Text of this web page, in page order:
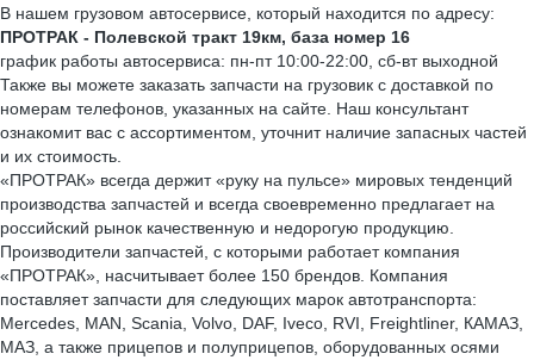
В нашем грузовом автосервисе, который находится по адресу:
ПРОТРАК - Полевской тракт 19км, база номер 16
график работы автосервиса: пн-пт 10:00-22:00, сб-вт выходной
Также вы можете заказать запчасти на грузовик с доставкой по
номерам телефонов, указанных на сайте. Наш консультант
ознакомит вас с ассортиментом, уточнит наличие запасных частей
и их стоимость.
«ПРОТРАК» всегда держит «руку на пульсе» мировых тенденций
производства запчастей и всегда своевременно предлагает на
российский рынок качественную и недорогую продукцию.
Производители запчастей, с которыми работает компания
«ПРОТРАК», насчитывает более 150 брендов. Компания
поставляет запчасти для следующих марок автотранспорта:
Mercedes, MAN, Scania, Volvo, DAF, Iveco, RVI, Freightliner, КАМАЗ,
МАЗ, а также прицепов и полуприцепов, оборудованных осями